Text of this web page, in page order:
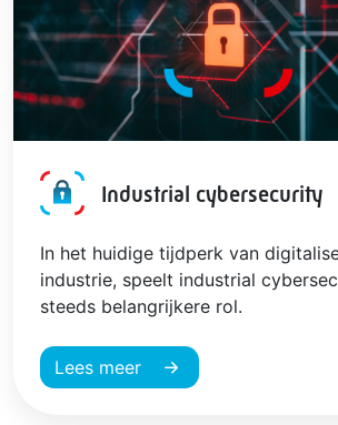
Industrial cybersecurity
In het huidige tijdperk van
industrie, speelt industrial
steeds belangrijkere rol.
Lees meer